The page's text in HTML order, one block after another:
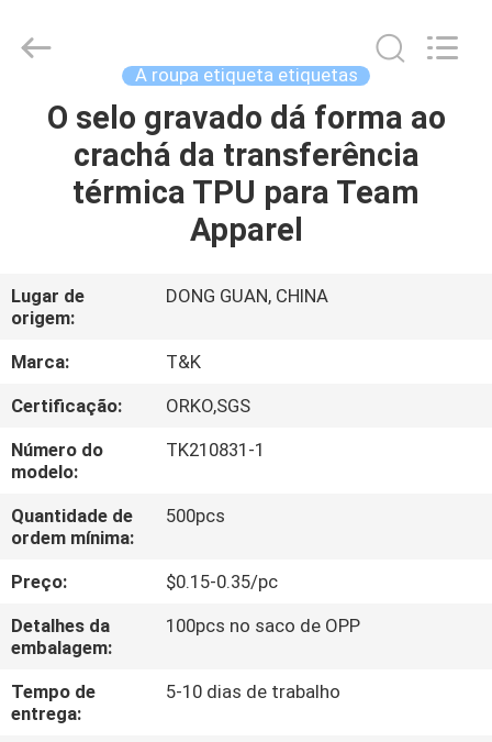
CASA
PRODUTOS
NÓS
EXCURSÃO
DA
FÁBRICA
CONTROLE
DA
QUALIDADE
CONTACTE-
NOS
Accessories
Co.,Ltd.
A roupa etiqueta etiquetas
O selo gravado dá forma ao
crachá da transferência
térmica TPU para Team
Apparel
Lugar de
origem:
DONG GUAN, CHINA
Marca:
T&K
Certificação:
ORKO,SGS
Número do
modelo:
TK210831-1
Quantidade de
ordem mínima:
500pcs
Preço:
$0.15-0.35/pc
Detalhes da
embalagem:
100pcs no saco de OPP
Tempo de
entrega:
5-10 dias de trabalho